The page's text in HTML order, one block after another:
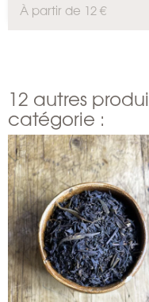
P
À partir de 12 €
12 autres
catégorie :